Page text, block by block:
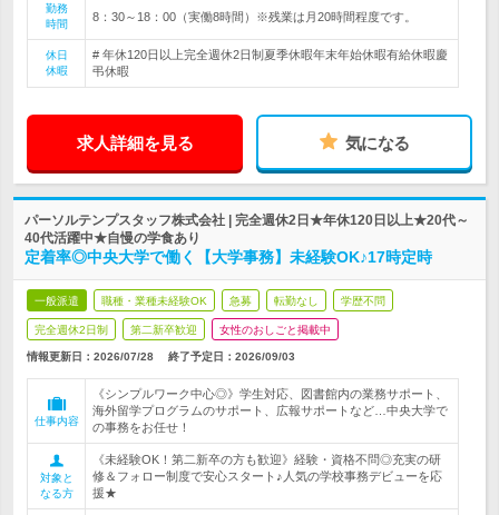
勤務
時間
8：30～18：00（実働8時間）※残業は月20時間程度です。
休日
休暇
# 年休120日以上完全週休2日制夏季休暇年末年始休暇有給休暇慶
弔休暇
求人詳細を見る 気になる
パーソルテンプスタッフ株式会社 | 完全週休2日★年休120日以上★20代～
40代活躍中★自慢の学食あり
定着率◎中央大学で働く【大学事務】未経験OK♪17時定時
一般派遣 職種・業種未経験OK 急募 転勤なし 学歴不問
完全週休2日制 第二新卒歓迎 女性のおしごと掲載中
情報更新日：2026/07/28 終了予定日： 2026/09/03
仕事内容
《シンプルワーク中心◎》学生対応、図書館内の業務サポート、
海外留学プログラムのサポート、広報サポートなど…中央大学で
の事務をお任せ！
対象と
なる方
《未経験OK！第二新卒の方も歓迎》経験・資格不問◎充実の研
修＆フォロー制度で安心スタート♪人気の学校事務デビューを応
援★